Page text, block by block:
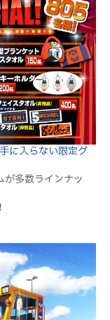
に入らない限定グ
が多数ラインナッ